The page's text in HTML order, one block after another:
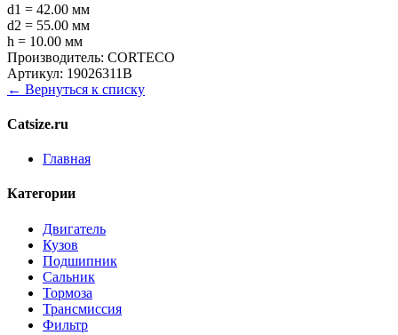
d1 = 42.00 мм
d2 = 55.00 мм
h = 10.00 мм
Производитель: CORTECO
Артикул: 19026311B
← Вернуться к списку
Catsize.ru
Главная
Категории
Двигатель
Кузов
Подшипник
Сальник
Тормоза
Трансмиссия
Фильтр